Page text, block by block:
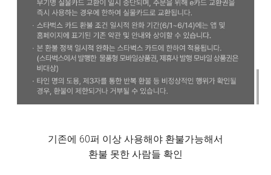
기존에 60퍼 이상 사용해야 환불가능해서
환불 못한 사람들 확인